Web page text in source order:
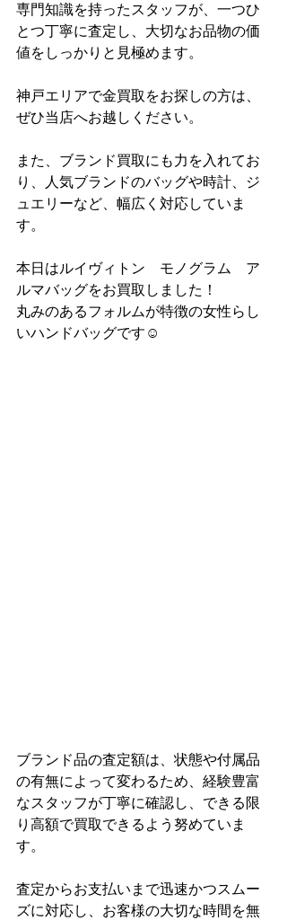
専門知識を持ったスタッフが、一つひ
とつ丁寧に査定し、大切なお品物の価
値をしっかりと見極めます。
神戸エリアで金買取をお探しの方は、
ぜひ当店へお越しください。
また、ブランド買取にも力を入れてお
り、人気ブランドのバッグや時計、ジ
ュエリーなど、幅広く対応していま
す。
本日はルイヴィトン　モノグラム　ア
ルマバッグをお買取しました！
丸みのあるフォルムが特徴の女性らし
いハンドバッグです☺
ブランド品の査定額は、状態や付属品
の有無によって変わるため、経験豊富
なスタッフが丁寧に確認し、できる限
り高額で買取できるよう努めていま
す。
査定からお支払いまで迅速かつスムー
ズに対応し、お客様の大切な時間を無